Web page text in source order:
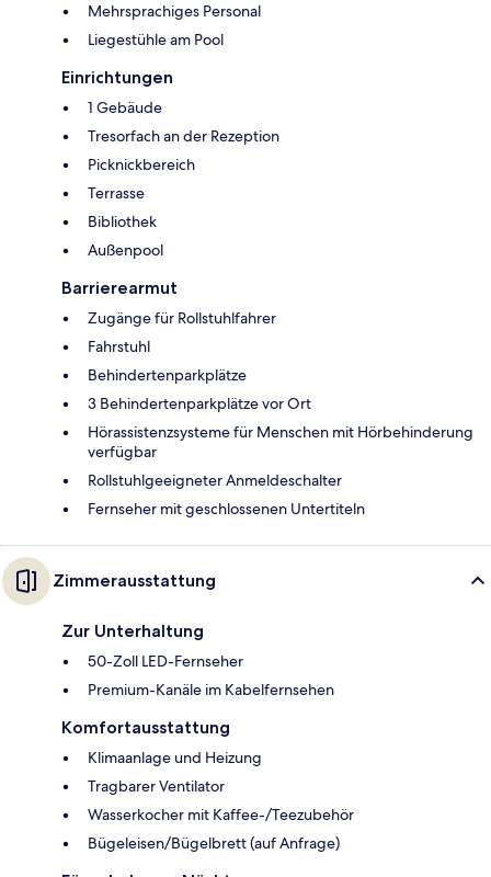
Mehrsprachiges Personal
Liegestühle am Pool
Einrichtungen
1 Gebäude
Tresorfach an der Rezeption
Picknickbereich
Terrasse
Bibliothek
Außenpool
Barrierearmut
Zugänge für Rollstuhlfahrer
Fahrstuhl
Behindertenparkplätze
3 Behindertenparkplätze vor Ort
Hörassistenzsysteme für Menschen mit Hörbehinderung
verfügbar
Rollstuhlgeeigneter Anmeldeschalter
Fernseher mit geschlossenen Untertiteln
Zimmerausstattung
Zur Unterhaltung
50-Zoll LED-Fernseher
Premium-Kanäle im Kabelfernsehen
Komfortausstattung
Klimaanlage und Heizung
Tragbarer Ventilator
Wasserkocher mit Kaffee-/Teezubehör
Bügeleisen/Bügelbrett (auf Anfrage)